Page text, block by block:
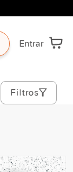
Entrar
Filtros